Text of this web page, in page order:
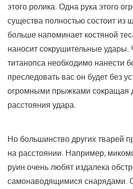
этого ролика. Одна рука этого
существа полностью состоит из
больше напоминает костяной
наносит сокрушительные удары.
титанопса необходимо нанести
преследовать вас он будет без
огромными прыжками сокращая
расстояния удара.
Но большинство других тварей
на расстоянии. Например,
руин очень любят издалека
самонаводящимися снарядами.